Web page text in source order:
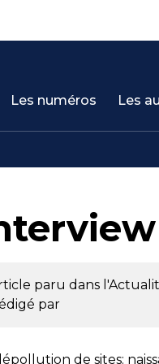
Les numéros Les
paru dans
par
de sites: